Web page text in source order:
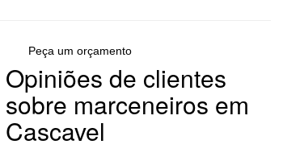
Peça um orçamento
Opiniões de clientes
sobre marceneiros em
Cascavel